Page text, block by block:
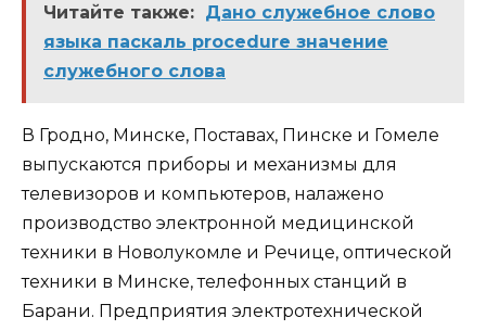
Читайте также: Дано служебное слово
языка паскаль procedure значение
служебного слова
В Гродно, Минске, Поставах, Пинске и Гомеле
выпускаются приборы и механизмы для
телевизоров и компьютеров, налажено
производство электронной медицинской
техники в Новолукомле и Речице, оптической
техники в Минске, телефонных станций в
Барани. Предприятия электротехнической